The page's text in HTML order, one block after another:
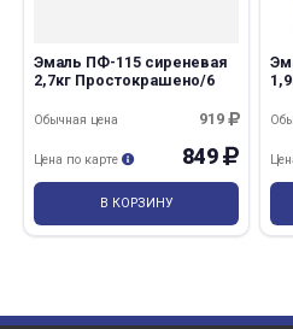
Эмаль ПФ-115 сиреневая
2,7кг Простокрашено/6
919
Обычная цена
849
Цена по карте
В КОРЗИНУ